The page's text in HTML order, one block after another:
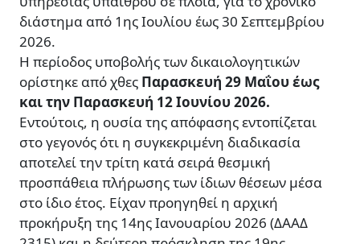
διάστημα από 1ης Ιουλίου έως 30 Σεπτεμβρίου
2026.
Η περίοδος υποβολής των δικαιολογητικών
ορίστηκε από χθες Παρασκευή 29 Μαΐου έως
και την Παρασκευή 12 Ιουνίου 2026.
Εντούτοις, η ουσία της απόφασης εντοπίζεται
στο γεγονός ότι η συγκεκριμένη διαδικασία
αποτελεί την τρίτη κατά σειρά θεσμική
προσπάθεια πλήρωσης των ίδιων θέσεων μέσα
στο ίδιο έτος. Είχαν προηγηθεί η αρχική
προκήρυξη της 14ης Ιανουαρίου 2026 (ΔΑΑΔ